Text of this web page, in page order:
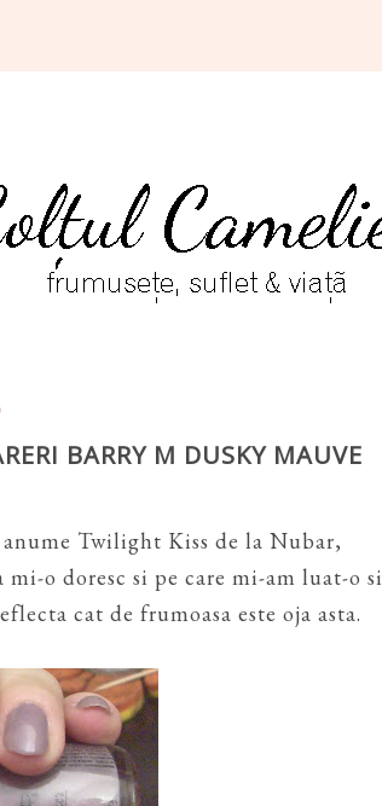
BARRY M DUSKY MAUVE
Twilight Kiss de la Nubar,
o doresc si pe care mi-am luat-o si
cat de frumoasa este oja asta.